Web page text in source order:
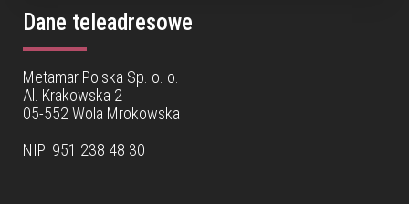
Dane teleadresowe
Metamar Polska Sp. o. o.
Al. Krakowska 2
05-552 Wola Mrokowska
NIP: 951 238 48 30